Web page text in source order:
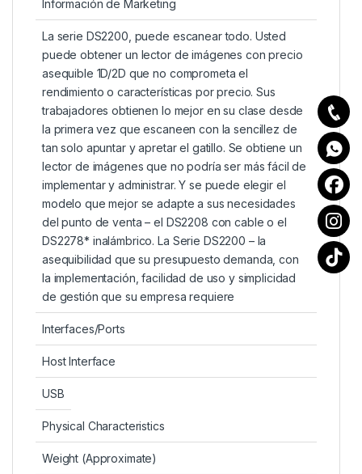
Información de Marketing
La serie DS2200, puede escanear todo. Usted
puede obtener un lector de imágenes con precio
asequible 1D/2D que no comprometa el
rendimiento o características por precio. Sus
trabajadores obtienen lo mejor en su clase desde
la primera vez que escaneen con la sencillez de
tan solo apuntar y apretar el gatillo. Se obtiene un
lector de imágenes que no podría ser más fácil de
implementar y administrar. Y se puede elegir el
modelo que mejor se adapte a sus necesidades
del punto de venta – el DS2208 con cable o el
DS2278* inalámbrico. La Serie DS2200 – la
asequibilidad que su presupuesto demanda, con
la implementación, facilidad de uso y simplicidad
de gestión que su empresa requiere
Interfaces/Ports
Host Interface
USB
Physical Characteristics
Weight (Approximate)